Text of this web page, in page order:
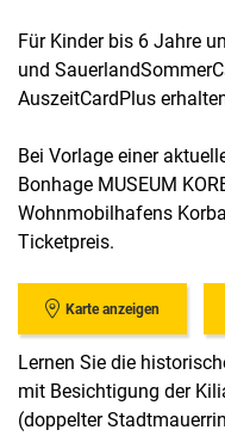
Für Kinder bis 6 Jahre
und
AuszeitCardPlus
Bei Vorlage einer
Bonhage MUSEUM
Wohnmobilhafens
Ticketpreis.
Karte anzeigen
Lernen Sie die
mit Besichtigung der
(doppelter